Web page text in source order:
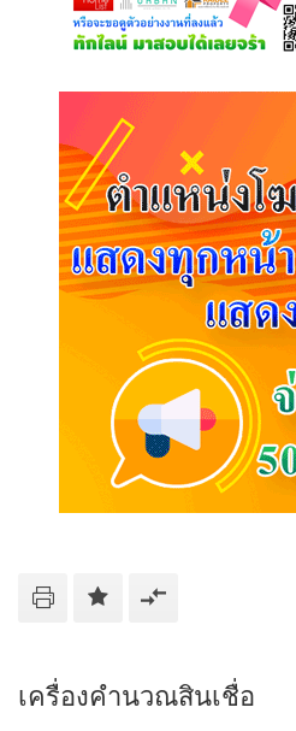
เครื่องคำนวณสินเชื่อ